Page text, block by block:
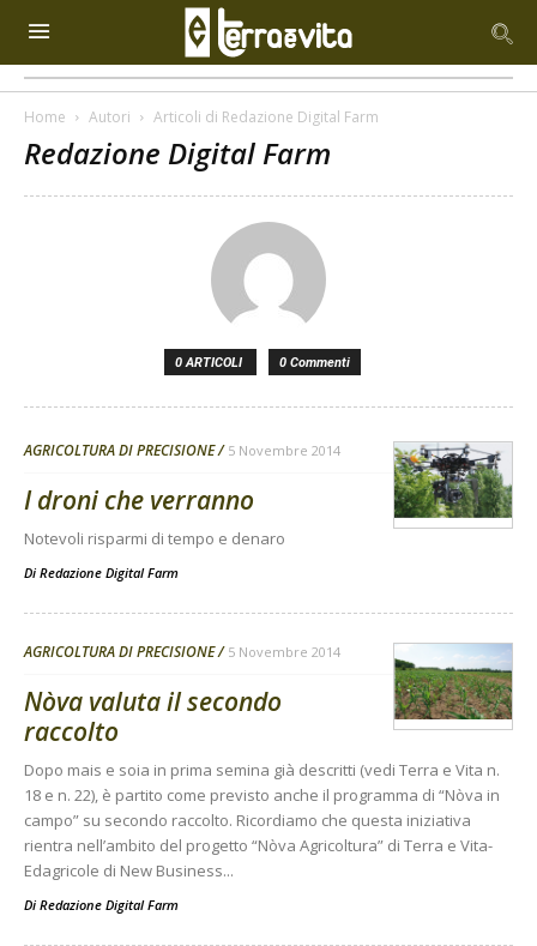
Home Autori Articoli di Redazione Digital Farm
Redazione Digital Farm
0 ARTICOLI 0 Commenti
AGRICOLTURA DI PRECISIONE 5 Novembre 2014
I droni che verranno
Notevoli risparmi di tempo e denaro
Di Redazione Digital Farm
AGRICOLTURA DI PRECISIONE 5 Novembre 2014
Nòva valuta il secondo
raccolto
Dopo mais e soia in prima semina già descritti (vedi Terra e Vita n.
18 e n. 22), è partito come previsto anche il programma di “Nòva in
campo” su secondo raccolto. Ricordiamo che questa iniziativa
rientra nell’ambito del progetto “Nòva Agricoltura” di Terra e Vita-
Edagricole di New Business...
Di Redazione Digital Farm